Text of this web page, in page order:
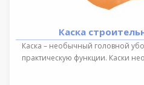
Каска
Каска – необычный головной
практическую функции. Каски